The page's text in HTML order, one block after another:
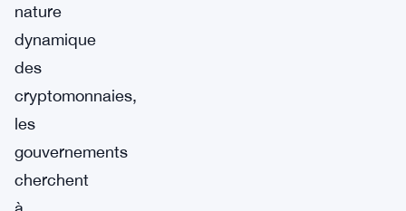
nature
dynamique
des
cryptomonnaies,
les
gouvernements
cherchent